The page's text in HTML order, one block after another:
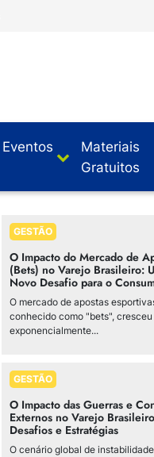
Eventos
Materiais
Gratuitos
GESTÃO
O Impacto do Mercado de
(Bets) no Varejo Brasileiro:
Novo Desafio para o
O mercado de apostas
conhecido como "bets", cresceu
exponencialmente...
GESTÃO
O Impacto das Guerras e
Externos no Varejo
Desafios e Estratégias
O cenário global de instabilidade